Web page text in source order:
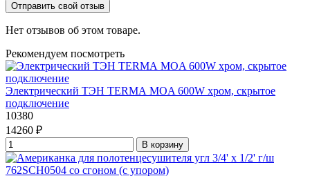
Отправить свой отзыв
Нет отзывов об этом товаре.
Рекомендуем посмотреть
Электрический ТЭН TERMА MOA 600W хром, скрытое
подключение
10380
14260 ₽
В корзину